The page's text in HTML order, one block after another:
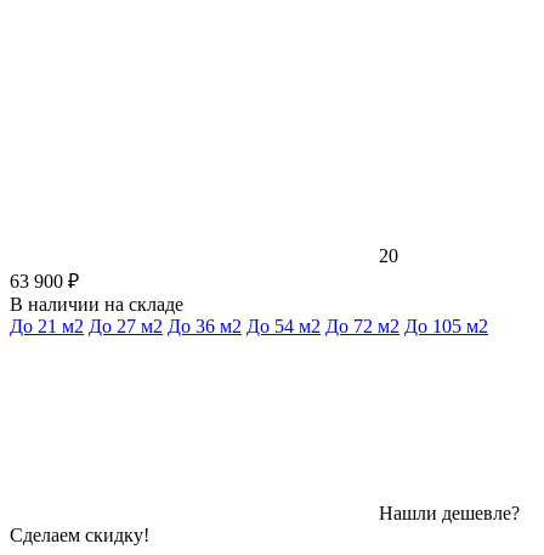
20
63 900 ₽
В наличии на складе
До 21 м2 До 27 м2 До 36 м2 До 54 м2 До 72 м2 До 105 м2
Нашли дешевле?
Сделаем скидку!